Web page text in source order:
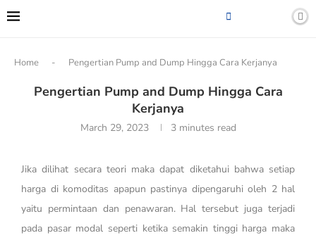
Home - Pengertian Pump and Dump Hingga Cara Kerjanya
Pengertian Pump and Dump Hingga Cara
Kerjanya
March 29, 2023 3 minutes read
Jika dilihat secara teori maka dapat diketahui bahwa setiap
harga di komoditas apapun pastinya dipengaruhi oleh 2 hal
yaitu permintaan dan penawaran. Hal tersebut juga terjadi
pada pasar modal seperti ketika semakin tinggi harga maka